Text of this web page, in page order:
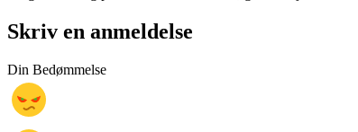
Skriv en anmeldelse
Din Bedømmelse